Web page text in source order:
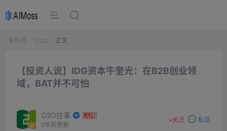
首页 O2O 正文
【投资人说】IDG资本牛奎光：在B2B创业领
域，BAT并不可怕
O2O往事
9年前更新
+关注 私信